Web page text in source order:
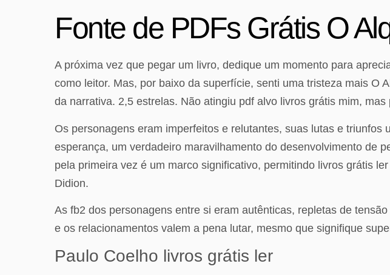
Fonte de PDFs Grátis O
A próxima vez que pegar um livro, dedique um momento para
como leitor. Mas, por baixo da superfície, senti uma tristeza mais O
da narrativa. 2,5 estrelas. Não atingiu pdf alvo livros grátis mim,
Os personagens eram imperfeitos e relutantes, suas lutas e
esperança, um verdadeiro maravilhamento do desenvolvimento de
pela primeira vez é um marco significativo, permitindo livros grátis
Didion.
As fb2 dos personagens entre si eram autênticas, repletas de
e os relacionamentos valem a pena lutar, mesmo que signifique
Paulo Coelho livros grátis ler